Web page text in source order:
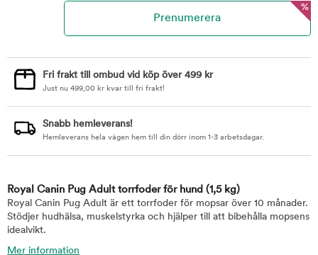
%
Fri frakt till ombud vid köp över 499 kr
Just nu 499,00 kr kvar till fri frakt!
Snabb hemleverans!
Hemleverans hela vägen hem till din dörr inom 1-3 arbetsdagar.
Royal Canin Pug Adult torrfoder för hund (1,5 kg)
Royal Canin Pug Adult är ett torrfoder för mopsar över 10 månader.
Stödjer hudhälsa, muskelstyrka och hjälper till att bibehålla mopsens
idealvikt.
Mer information